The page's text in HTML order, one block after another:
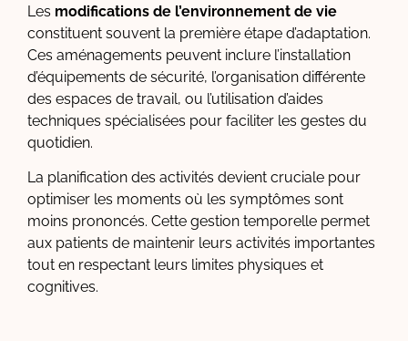
Les modifications de l’environnement de vie
constituent souvent la première étape d’adaptation.
Ces aménagements peuvent inclure l’installation
d’équipements de sécurité, l’organisation différente
des espaces de travail, ou l’utilisation d’aides
techniques spécialisées pour faciliter les gestes du
quotidien.
La planification des activités devient cruciale pour
optimiser les moments où les symptômes sont
moins prononcés. Cette gestion temporelle permet
aux patients de maintenir leurs activités importantes
tout en respectant leurs limites physiques et
cognitives.